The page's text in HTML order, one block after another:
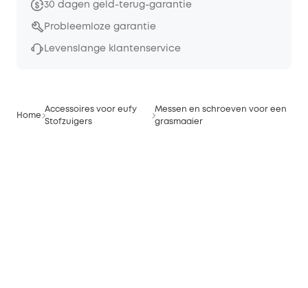
30 dagen geld-terug-garantie
Probleemloze garantie
Levenslange klantenservice
Home
Accessoires voor eufy
Stofzuigers
Messen en schroeven voor een
grasmaaier